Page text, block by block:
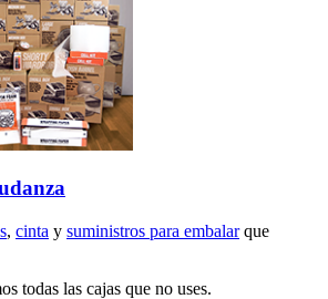
, cinta y suministros para embalarque
todas las cajas que no uses.